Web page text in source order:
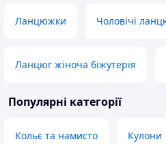
Ланцюжки Чоловічі
Ланцюг жіноча біжутерія
Популярні категорії
Кольє та намисто Кулони